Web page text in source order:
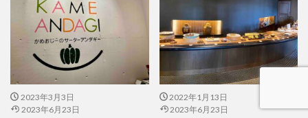
2023年3月3日
2023年6月23日
2022年1月13日
2023年6月23日